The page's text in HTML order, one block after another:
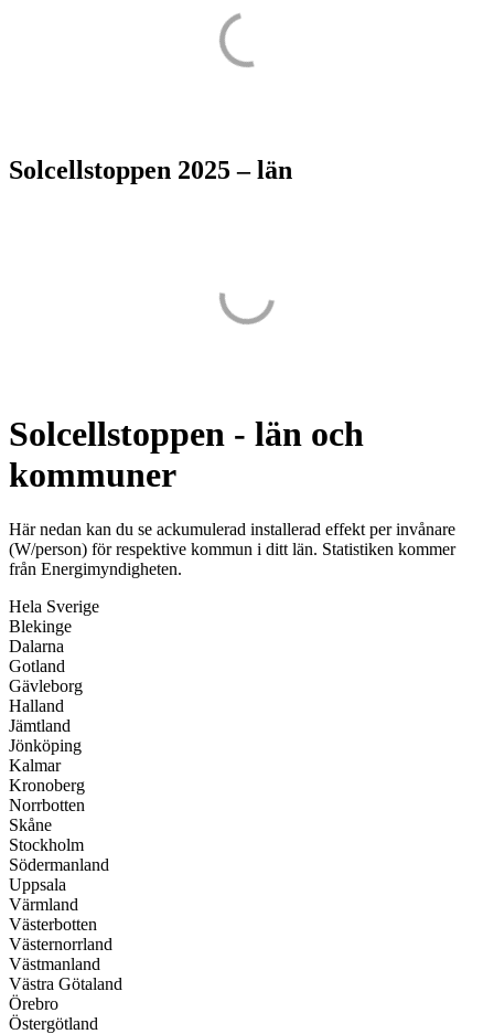
Solcells­toppen 2025 – län
Solcellstoppen - län och
kommuner
Här nedan kan du se ackumulerad installerad effekt per invånare
(W/person) för respektive kommun i ditt län. Statistiken kommer
från Energimyndigheten.
Hela Sverige
Blekinge
Dalarna
Gotland
Gävleborg
Halland
Jämtland
Jönköping
Kalmar
Kronoberg
Norrbotten
Skåne
Stockholm
Södermanland
Uppsala
Värmland
Västerbotten
Västernorrland
Västmanland
Västra Götaland
Örebro
Östergötland